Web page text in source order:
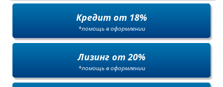
Кредит от 18%
*помощь в оформлении
Лизинг от 20%
*помощь в оформлении